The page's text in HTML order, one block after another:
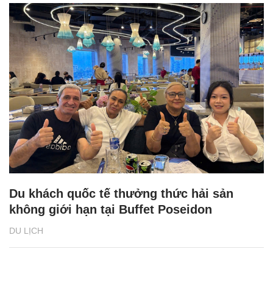
DU LỊCH
Du khách quốc tế thưởng thức hải sản
không giới hạn tại Buffet Poseidon